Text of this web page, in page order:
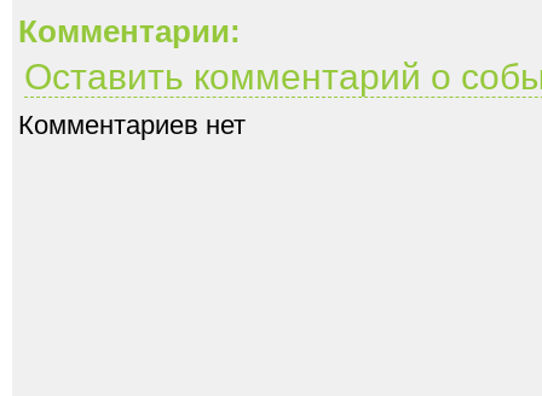
Комментарии:
Оставить комментарий о
Комментариев нет